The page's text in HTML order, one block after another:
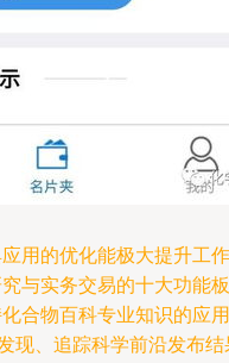
用的优化能极大提升工作
与实务交易的十大功能板
合物百科专业知识的应用
现、追踪科学前沿发布结